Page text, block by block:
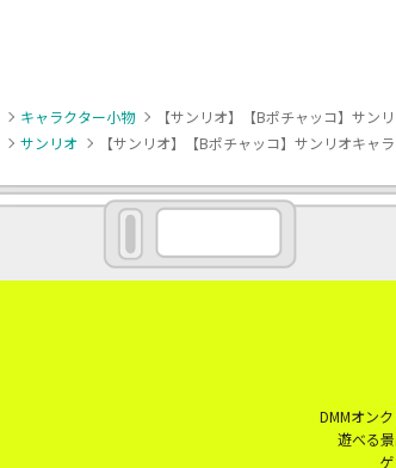
キャラクター小物
【サンリオ】【Bポチャッコ】サ
サンリオ 【サンリオ】【Bポチャッコ】サンリオキ
DMMオン
遊べる